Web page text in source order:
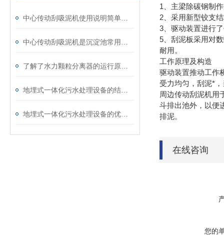
1、主梁除碳钢制
2、采用新型铰支
3、驱动装置进行
5、刮泥板采用对
耐用。
工作原理及构造
驱动装置推动工作
受力均匀，刮泥*
周边传动刮泥机用
斗排出池外，以便
排泥。
在线咨询
您的